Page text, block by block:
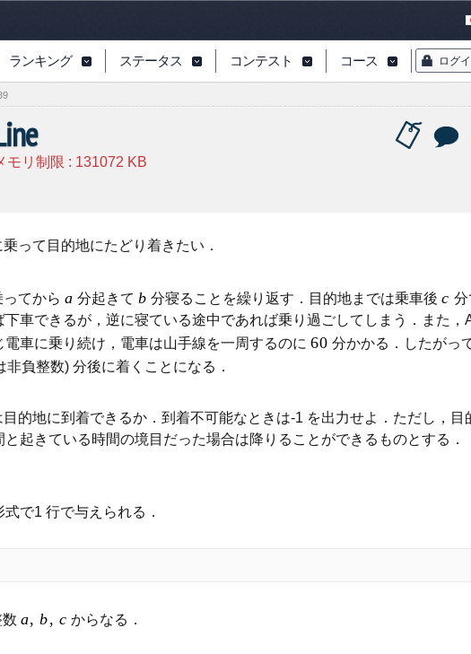
ランキング ステータス コンテスト コース ログ
モリ制限 : 131072 KB
って目的地にたどり着きたい．
てから a 分起きてb 分寝ることを繰り返す．目的地までは乗車後c 分
下車できるが，逆に寝ている途中であれば乗り過ごしてしまう．また，
電車に乗り続け，電車は山手線を一周するのに 60 分かかる．したがっ
非負整数) 分後に着くことになる．
的地に到着できるか．到着不可能なときは-1 を出力せよ．ただし，目
と起きている時間の境目だった場合は降りることができるものとする．
で1 行で与えられる．
a, b, c からなる．